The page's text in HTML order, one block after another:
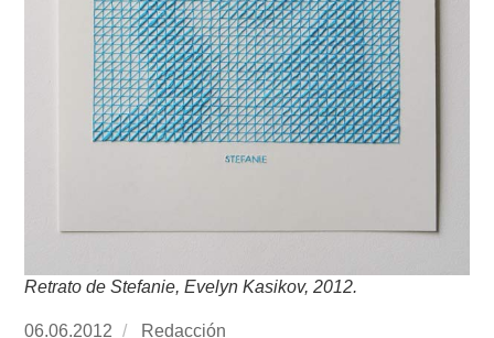
Retrato de Stefanie, Evelyn Kasikov, 2012.
Publicado
06.06.2012 https://www.experimenta.es/author/redaccion/
Redacción